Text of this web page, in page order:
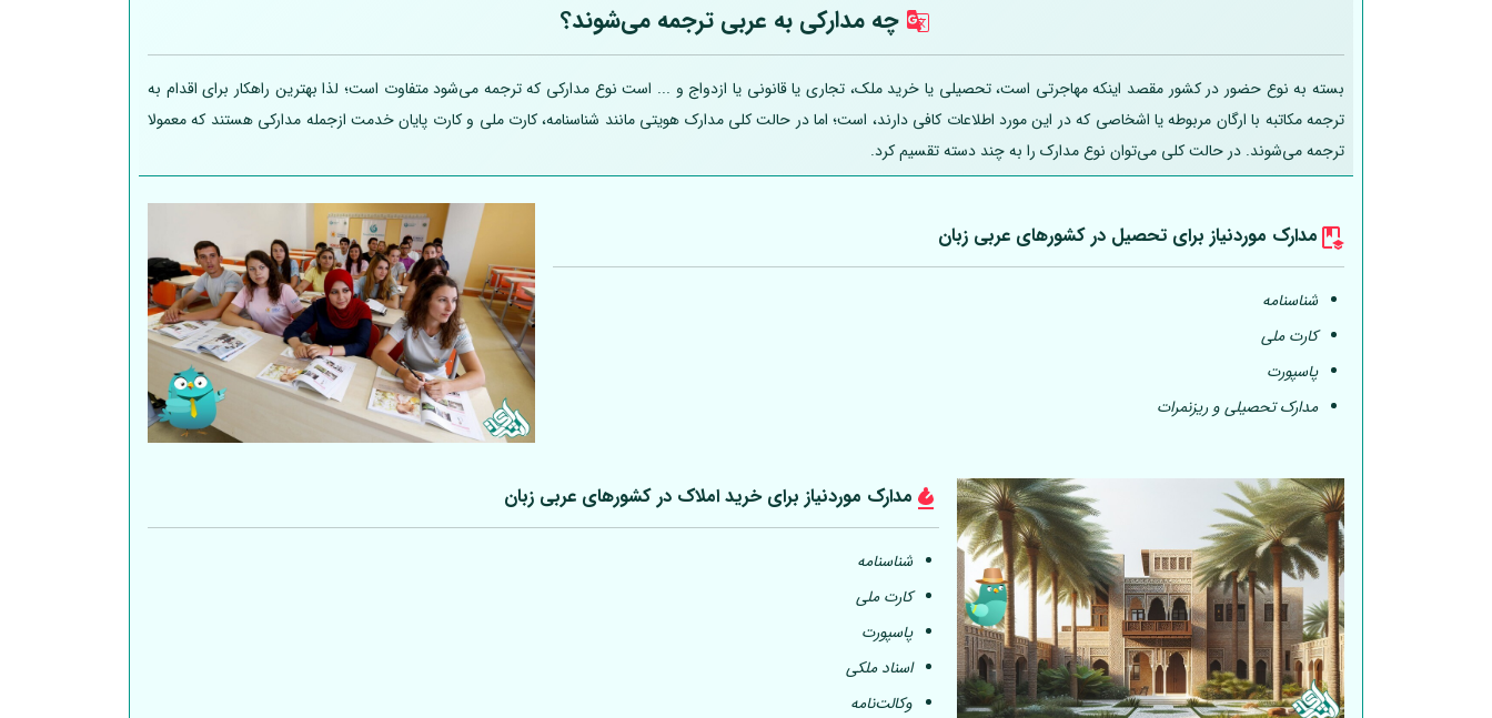
چه مدارکی به عربی ترجمه می‌شوند؟
بسته به نوع حضور در کشور مقصد اینکه مهاجرتی است، تحصیلی یا خرید ملک، تجاری یا قانونی یا ازدواج و ... است نوع مدارکی که ترجمه می‌شود متفاوت است؛ لذا بهترین راهکار برای اقدام به
ترجمه مکاتبه با ارگان مربوطه یا اشخاصی که در این مورد اطلاعات کافی دارند، است؛ اما در حالت کلی مدارک هویتی مانند شناسنامه، کارت ملی و کارت پایان خدمت ازجمله مدارکی هستند که معمولا
ترجمه می‌شوند. در حالت کلی می‌توان نوع مدارک را به چند دسته تقسیم کرد.
مدارک موردنیاز برای تحصیل در کشورهای عربی زبان
شناسنامه
کارت ملی
پاسپورت
مدارک تحصیلی و ریزنمرات
مدارک موردنیاز برای خرید املاک در کشورهای عربی زبان
شناسنامه
کارت ملی
پاسپورت
اسناد ملکی
وکالت‌نامه